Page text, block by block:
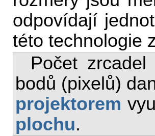
odpovídají
této technologie
Počet
bodů (pixelů)
projektorem
plochu.